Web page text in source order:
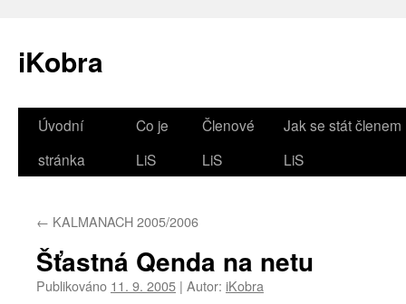
iKobra
Přejít
webu
Úvodní
stránka
Co je
LiS
Členové
LiS
Jak se stát členem
LiS
← KALMANACH 2005/2006
Šťastná Qenda na netu
Publikováno 11. 9. 2005 | Autor: iKobra